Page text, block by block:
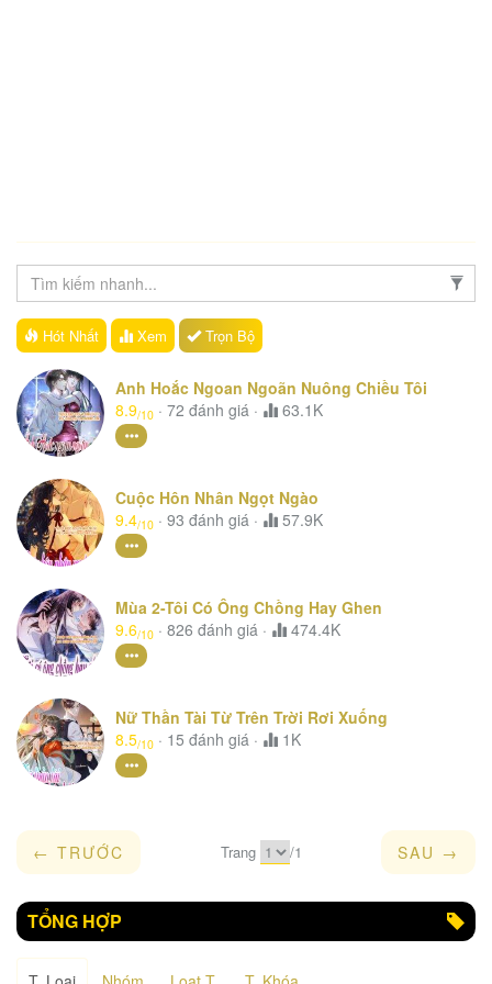
Hót Nhất Xem Trọn Bộ
Anh Hoắc Ngoan Ngoãn Nuông Chiều Tôi
8.9/10 · 72 đánh giá · 63.1K
Cuộc Hôn Nhân Ngọt Ngào
9.4/10 · 93 đánh giá · 57.9K
Mùa 2-Tôi Có Ông Chồng Hay Ghen
9.6/10 · 826 đánh giá · 474.4K
Nữ Thần Tài Từ Trên Trời Rơi Xuống
8.5/10 · 15 đánh giá · 1K
← TRƯỚC Trang /1 SAU →
TỔNG HỢP